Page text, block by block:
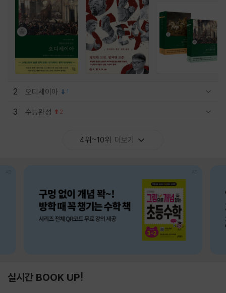
2 오디세이아 1
3 수능완성 2
4위~10위 더보기
실시간 BOOK UP!